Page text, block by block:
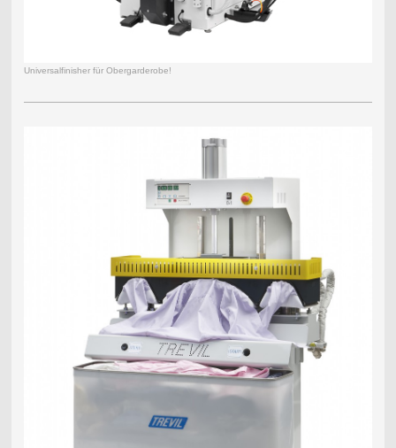
Universalfinisher für Obergarderobe!